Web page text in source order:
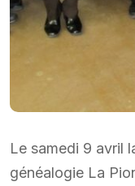
Le samedi 9 avril
généalogie La